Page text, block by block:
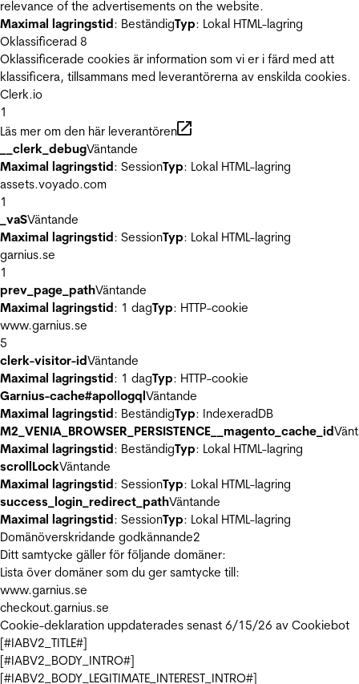
relevance of the advertisements on the website.
Maximal lagringstid: BeständigTyp: Lokal HTML-lagring
Oklassificerad 8
Oklassificerade cookies är information som vi er i färd med att
klassificera, tillsammans med leverantörerna av enskilda cookies.
Clerk.io
1
Läs mer om den här leverantören
__clerk_debugVäntande
Maximal lagringstid: SessionTyp: Lokal HTML-lagring
assets.voyado.com
1
_vaSVäntande
Maximal lagringstid: SessionTyp: Lokal HTML-lagring
garnius.se
1
prev_page_pathVäntande
Maximal lagringstid: 1 dagTyp: HTTP-cookie
www.garnius.se
5
clerk-visitor-idVäntande
Maximal lagringstid: 1 dagTyp: HTTP-cookie
Garnius-cache#apollogqlVäntande
Maximal lagringstid: BeständigTyp: IndexeradDB
M2_VENIA_BROWSER_PERSISTENCE__magento_cache_id
Maximal lagringstid: BeständigTyp: Lokal HTML-lagring
scrollLockVäntande
Maximal lagringstid: SessionTyp: Lokal HTML-lagring
success_login_redirect_pathVäntande
Maximal lagringstid: SessionTyp: Lokal HTML-lagring
Domänöverskridande godkännande2
Ditt samtycke gäller för följande domäner:
Lista över domäner som du ger samtycke till:
www.garnius.se
checkout.garnius.se
Cookie-deklaration uppdaterades senast 6/15/26 av Cookiebot
[#IABV2_TITLE#]
[#IABV2_BODY_INTRO#]
[#IABV2_BODY_LEGITIMATE_INTEREST_INTRO#]